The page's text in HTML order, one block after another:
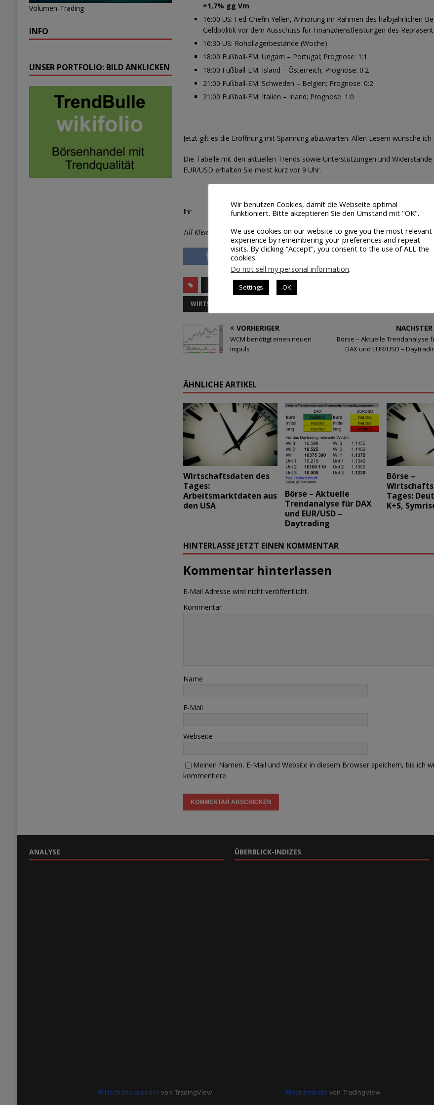
+1,7% gg Vm
16:00 US: Fed-Chefin Yellen, Anhörung im Rahmen des halbjährlichen
Geldpolitik vor dem Ausschuss für Finanzdienstleistungen des
16:30 US: Rohöllagerbestände (Woche)
18:00 Fußball-EM: Ungarn – Portugal; Prognose: 1:1
18:00 Fußball-EM: Island – Österreich; Prognose: 0:2
21:00 Fußball-EM: Schweden – Belgien; Prognose: 0:2
21:00 Fußball-EM: Italien – Irland; Prognose: 1:0
Jetzt gilt es die Eröffnung mit Spannung abzuwarten. Allen Lesern wünsche ich
Die Tabelle mit den aktuellen Trends sowie Unterstützungen und Widerstände
EUR/USD erhalten Sie meist kurz vor 9 Uhr.
Ihr
Till Kleinlein
HANDELSVORBEREITUNG
WIRTSCHAFTSDATEN
VORHERIGER
WCM benötigt einen neuen
Impuls
NÄCHSTER
Börse – Aktuelle Trendanalyse
DAX und EUR/USD –
ÄHNLICHE ARTIKEL
Wirtschaftsdaten des
Tages:
Arbeitsmarktdaten aus
den USA
Börse – Aktuelle
Trendanalyse für DAX
und EUR/USD –
Daytrading
Börse –
Tages:
K+S,
HINTERLASSE JETZT EINEN KOMMENTAR
Kommentar hinterlassen
E-Mail Adresse wird nicht veröffentlicht.
Kommentar
Name
E-Mail
Webseite
Meinen Namen, E-Mail und Website in diesem Browser speichern, bis ich
kommentiere.
Volumen-Trading
INFO
UNSER PORTFOLIO: BILD ANKLICKEN
ANALYSE
Wirtschaftskalender von TradingView
ÜBERBLICK-INDIZES
Finanzmärkte von TradingView
Wir benutzen Cookies, damit die Webseite optimal
funktioniert. Bitte akzeptieren Sie den Umstand mit "OK".
We use cookies on our website to give you the most relevant
experience by remembering your preferences and repeat
visits. By clicking “Accept”, you consent to the use of ALL the
cookies.
Do not sell my personal information.
Settings OK